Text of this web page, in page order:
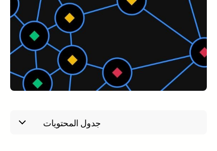
جدول المحتويات